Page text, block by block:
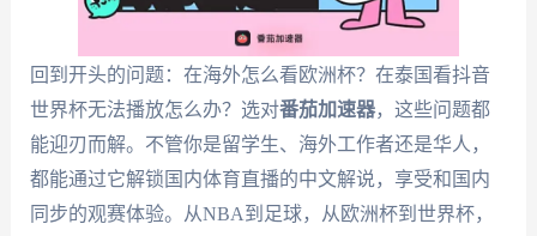
回到开头的问题：在海外怎么看欧洲杯？在泰国看抖音
世界杯无法播放怎么办？选对番茄加速器，这些问题都
能迎刃而解。不管你是留学生、海外工作者还是华人，
都能通过它解锁国内体育直播的中文解说，享受和国内
同步的观赛体验。从NBA到足球，从欧洲杯到世界杯，